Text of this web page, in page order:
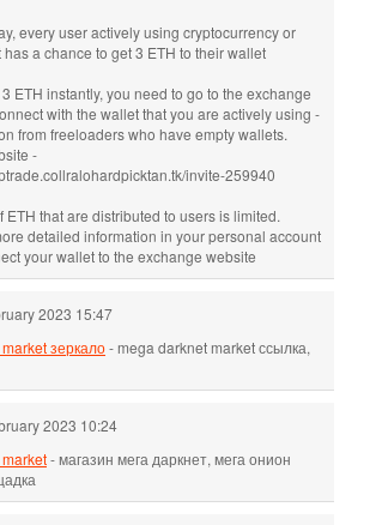
every user actively using cryptocurrency or
a chance to get 3 ETH to their wallet
ETH instantly, you need to go to the exchange
with the wallet that you are actively using -
from freeloaders who have empty wallets.
-
invite-259940
ETH that are distributed to users is limited.
detailed information in your personal account
your wallet to the exchange website
2023 15:47
зеркало- mega darknet market ссылка,
2023 10:24
- магазин мега даркнет, мега онион